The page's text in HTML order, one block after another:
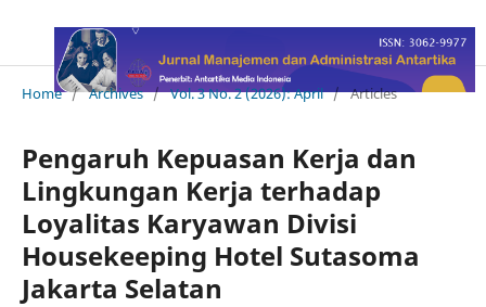
Home / Archives / Vol. 3 No. 2 (2026): April / Articles
Pengaruh Kepuasan Kerja dan
Lingkungan Kerja terhadap
Loyalitas Karyawan Divisi
Housekeeping Hotel Sutasoma
Jakarta Selatan